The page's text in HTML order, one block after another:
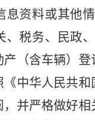
息资料或其他
、税务、民政
（含车辆）
中华人民共
并严格做好